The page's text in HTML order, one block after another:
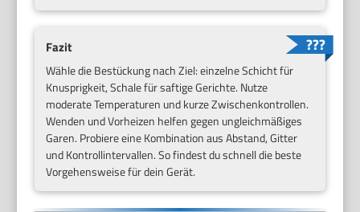
Fazit
Wähle die Bestückung nach Ziel: einzelne Schicht für
Knusprigkeit, Schale für saftige Gerichte. Nutze
moderate Temperaturen und kurze Zwischenkontrollen.
Wenden und Vorheizen helfen gegen ungleichmäßiges
Garen. Probiere eine Kombination aus Abstand, Gitter
und Kontrollintervallen. So findest du schnell die beste
Vorgehensweise für dein Gerät.